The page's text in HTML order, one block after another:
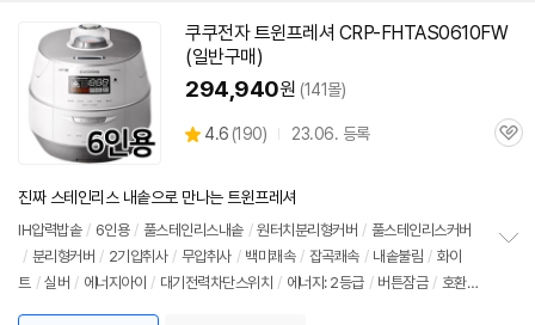
기
쿠쿠전자 트윈프레셔 CRP-FHTAS0610FW
(일반구매)
294,940원 (141몰)
별
4.6 (상
190) 23.06. 등록
관
진짜 스테인리스 내솥으로 만나는 트윈프레셔
IH압력밥솥 / 6인용 / 풀스테인리스내솥 / 원터치분리형커버 / 풀스테인리스커버
/ 분리형커버 / 2기압취사 / 무압취사 / 백미쾌속 / 잡곡쾌속 / 내솥불림 / 화이
트 / 실버 / 에너지아이 / 대기전력차단스위치 / 에너지: 2등급 / 버튼잠금 / 호환가